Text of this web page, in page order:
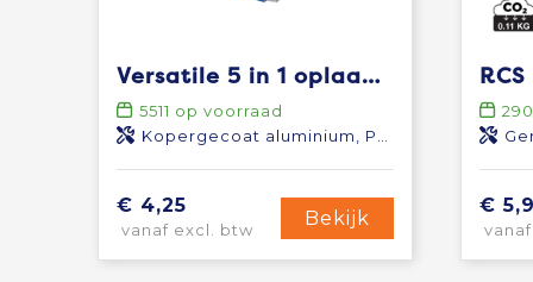
Versatile 5 in 1 oplaadkabel
5511 op voorraad
Kopergecoat aluminium, Polyester
€ 4,25
vanaf excl. btw
Bekijk
€